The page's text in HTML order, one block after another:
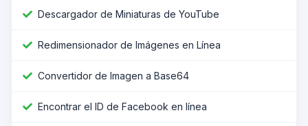
Descargador de Miniaturas de YouTube
Redimensionador de Imágenes en Línea
Convertidor de Imagen a Base64
Encontrar el ID de Facebook en línea